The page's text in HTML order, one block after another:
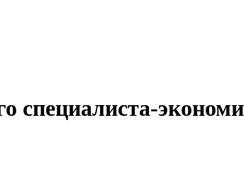
специалиста-